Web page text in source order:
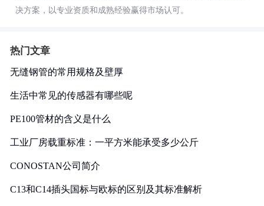
决方案，以专业资质和成熟经验赢得市场认可。
热门文章
无缝钢管的常用规格及壁厚
生活中常见的传感器有哪些呢
PE100管材的含义是什么
工业厂房载重标准：一平方米能承受多少公斤
CONOSTAN公司简介
C13和C14插头国标与欧标的区别及其标准解析